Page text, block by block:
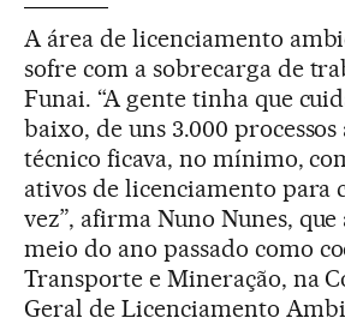
A área de licenciamento
sofre com a sobrecarga de
Funai. “A gente tinha que
baixo, de uns 3.000 processos
técnico ficava, no mínimo,
ativos de licenciamento para
vez”, afirma Nuno Nunes, que
meio do ano passado como
Transporte e Mineração, na
Geral de Licenciamento